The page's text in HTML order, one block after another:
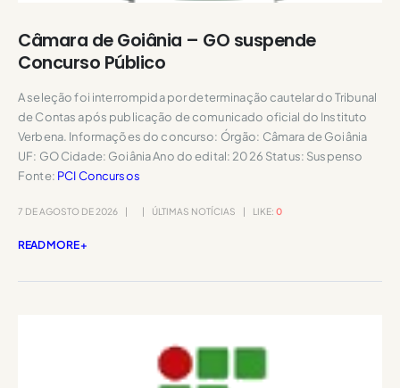
Câmara de Goiânia – GO suspende
Concurso Público
A seleção foi interrompida por determinação cautelar do Tribunal
de Contas após publicação de comunicado oficial do Instituto
Verbena. Informações do concurso: Órgão: Câmara de Goiânia
UF: GO Cidade: Goiânia Ano do edital: 2026 Status: Suspenso
Fonte: PCI Concursos
7 DE AGOSTO DE 2026 ÚLTIMAS NOTÍCIAS LIKE: 0
READ MORE +